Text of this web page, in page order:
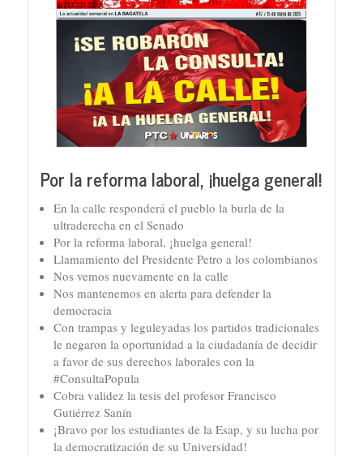
Por la reforma laboral, ¡huelga general!
En la calle responderá el pueblo la burla de la
ultraderecha en el Senado
Por la reforma laboral, ¡huelga general!
Llamamiento del Presidente Petro a los colombianos
Nos vemos nuevamente en la calle
Nos mantenemos en alerta para defender la
democracia
Con trampas y leguleyadas los partidos tradicionales
le negaron la oportunidad a la ciudadanía de decidir
a favor de sus derechos laborales con la
#ConsultaPopula
Cobra validez la tesis del profesor Francisco
Gutiérrez Sanín
¡Bravo por los estudiantes de la Esap, y su lucha por
la democratización de su Universidad!